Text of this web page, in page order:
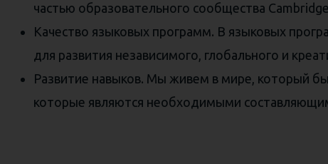
частью образовательного сообщества
Качество языковых программ. В языковых
для развития независимого, глобального и
Развитие навыков. Мы живем в мире, который
которые являются необходимыми